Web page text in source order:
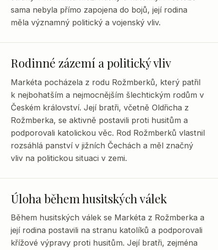
sama nebyla přímo zapojena do bojů, její rodina
měla významný politický a vojenský vliv.
Rodinné zázemí a politický vliv
Markéta pocházela z rodu Rožmberků, který patřil
k nejbohatším a nejmocnějším šlechtickým rodům v
Českém království. Její bratři, včetně Oldřicha z
Rožmberka, se aktivně postavili proti husitům a
podporovali katolickou věc. Rod Rožmberků vlastnil
rozsáhlá panství v jižních Čechách a měl značný
vliv na politickou situaci v zemi.
Úloha během husitských válek
Během husitských válek se Markéta z Rožmberka a
její rodina postavili na stranu katolíků a podporovali
křížové výpravy proti husitům. Její bratři, zejména